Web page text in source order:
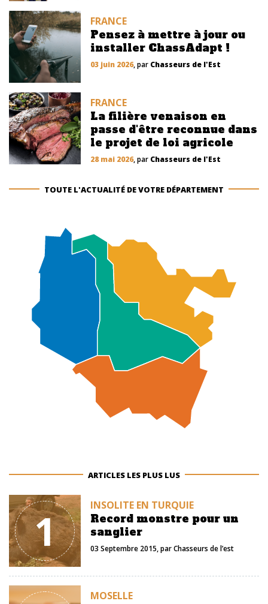
FRANCE
Pensez à mettre à jour ou
installer ChassAdapt !
03 juin 2026, par Chasseurs de l'Est
FRANCE
La filière venaison en
passe d'être reconnue dans
le projet de loi agricole
28 mai 2026, par Chasseurs de l'Est
TOUTE L'ACTUALITÉ DE VOTRE DÉPARTEMENT
ARTICLES LES PLUS LUS
1 INSOLITE EN TURQUIE
Record monstre pour un
sanglier
03 Septembre 2015, parChasseurs de l’est
MOSELLE